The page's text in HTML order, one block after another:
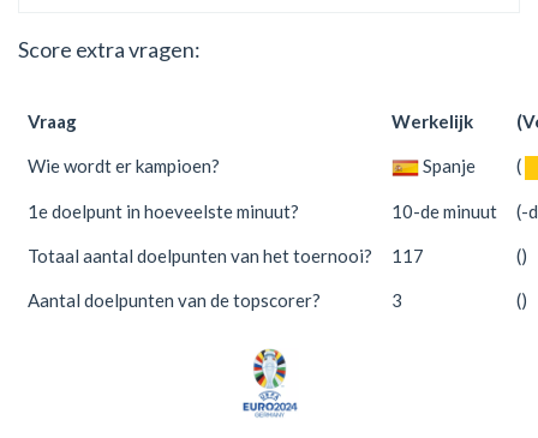
Score extra vragen:
Vraag Werkelijk
Wie wordt er kampioen? Spanje (
1e doelpunt in hoeveelste minuut? 10-de minuut (-
Totaal aantal doelpunten van het toernooi? 117 ()
Aantal doelpunten van de topscorer? 3 ()